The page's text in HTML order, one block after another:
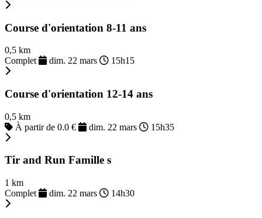
Course d'orientation 8-11 ans
0,5 km
Complet
dim. 22 mars 15h15
Course d'orientation 12-14 ans
0,5 km
À partir de 0.0 €
dim. 22 mars 15h35
Tir and Run Famille s
1 km
Complet
dim. 22 mars 14h30